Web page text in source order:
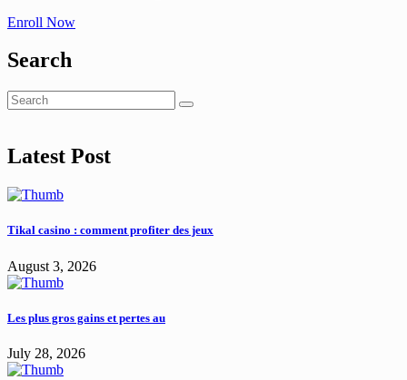
Enroll Now
Search
Latest Post
Tikal casino : comment profiter des jeux
August 3, 2026
Les plus gros gains et pertes au
July 28, 2026